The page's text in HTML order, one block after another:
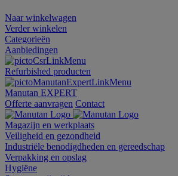
Naar winkelwagen
Verder winkelen
Categorieën
Aanbiedingen
Refurbished producten
Manutan EXPERT
Offerte aanvragen Contact
Magazijn en werkplaats
Veiligheid en gezondheid
Industriële benodigdheden en gereedschap
Verpakking en opslag
Hygiëne